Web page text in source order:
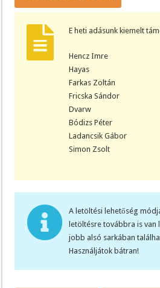
E heti adásunk kiemelt
Hencz Imre
Hayas
Farkas Zoltán
Fricska Sándor
Dvarw
Bódizs Péter
Ladancsik Gábor
Simon Zsolt
A letöltési lehetőség
letöltésre továbbra is van
jobb alsó sarkában
Használjátok bátran!